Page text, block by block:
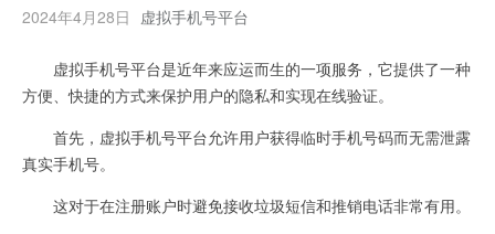
2024年4月28日 虚拟手机号平台
虚拟手机号平台是近年来应运而生的一项服务，它提供了一种
方便、快捷的方式来保护用户的隐私和实现在线验证。
首先，虚拟手机号平台允许用户获得临时手机号码而无需泄露
真实手机号。
这对于在注册账户时避免接收垃圾短信和推销电话非常有用。